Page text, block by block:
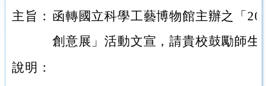
主旨： 函轉國立科學工藝博物館主辦之「
創意展」活動文宣，請貴校鼓勵師生
說明：